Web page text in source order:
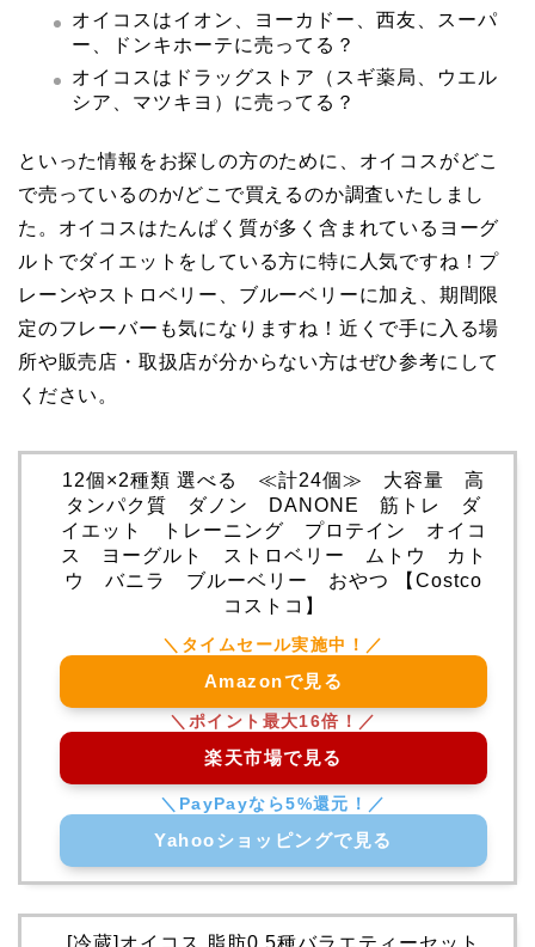
オイコスはイオン、ヨーカドー、西友、スーパ
ー、ドンキホーテに売ってる？
オイコスはドラッグストア（スギ薬局、ウエル
シア、マツキヨ）に売ってる？
といった情報をお探しの方のために、オイコスがどこ
で売っているのか/どこで買えるのか調査いたしまし
た。オイコスはたんぱく質が多く含まれているヨーグ
ルトでダイエットをしている方に特に人気ですね！プ
レーンやストロベリー、ブルーベリーに加え、期間限
定のフレーバーも気になりますね！近くで手に入る場
所や販売店・取扱店が分からない方はぜひ参考にして
ください。
12個×2種類 選べる ≪計24個≫ 大容量 高
タンパク質 ダノン DANONE 筋トレ ダ
イエット トレーニング プロテイン オイコ
ス ヨーグルト ストロベリー ムトウ カト
ウ バニラ ブルーベリー おやつ 【Costco
コストコ】
Amazonで見る
楽天市場で見る
Yahooショッピングで見る
[冷蔵]オイコス 脂肪0 5種バラエティーセット